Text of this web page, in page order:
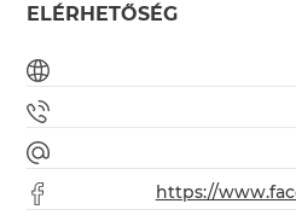
ELÉRHETŐSÉG
https://